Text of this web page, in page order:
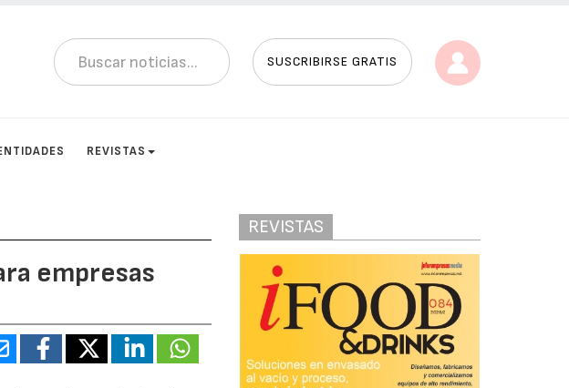
SUSCRIBIRSE GRATIS
REVISTAS
empresas
REVISTAS